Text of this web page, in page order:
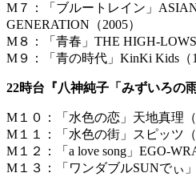
M７：「ブルートレイン」
GENERATION（2005）
M８：「青春」THE HIGH-LOWS
M９：「青の時代」KinKi Kids
22時台『八神純子「みずいろの
M１０：「水色の恋」天地真理（
M１１：「水色の街」スピッツ（
M１２：「a love song」EGO-
M１３：「ワンダブルSUNでぃ